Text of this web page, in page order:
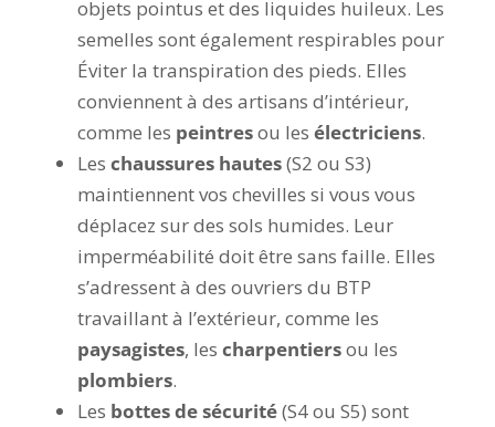
objets pointus et des liquides huileux. Les
semelles sont également respirables pour
Éviter la transpiration des pieds. Elles
conviennent à des artisans d’intérieur,
comme les peintresou les électriciens.
Les chaussures hautes(S2 ou S3)
maintiennent vos chevilles si vous vous
déplacez sur des sols humides. Leur
imperméabilité doit être sans faille. Elles
s’adressent à des ouvriers du BTP
travaillant à l’extérieur, comme les
paysagistes, les charpentiersou les
plombiers.
Les bottes de sécurité(S4 ou S5) sont